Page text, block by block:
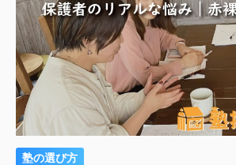
塾の選び方